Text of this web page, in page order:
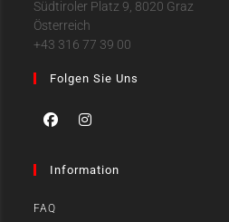
Südtiroler Platz 9, 8020 Graz
Österreich
+43 316 77 39 00
Folgen Sie Uns
Information
FAQ